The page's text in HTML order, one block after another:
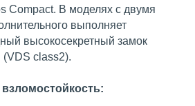
Compact. В моделях с двумя
выполняет
высокосекретный замок
(VDS class2).